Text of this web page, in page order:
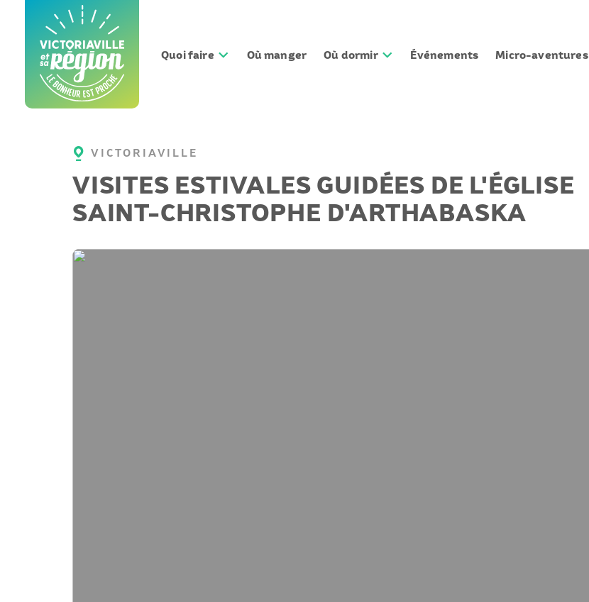
contenu
Quoi faire Où manger Où dormir Événements Micro-aventures
VICTORIAVILLE
VISITES ESTIVALES GUIDÉES DE L'ÉGLISE
SAINT-CHRISTOPHE D'ARTHABASKA